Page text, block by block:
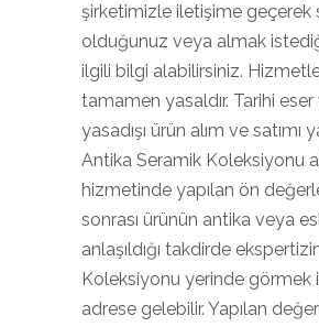
şirketimizle iletişime geçerek
olduğunuz veya almak
ilgili bilgi alabilirsiniz.
tamamen yasaldır. Tarihi
yasadışı ürün alım ve satımı
Antika Seramik Koleksiyonu
hizmetinde yapılan ön
sonrası ürünün antika veya
anlaşıldığı takdirde
Koleksiyonu yerinde görmek
adrese gelebilir. Yapılan